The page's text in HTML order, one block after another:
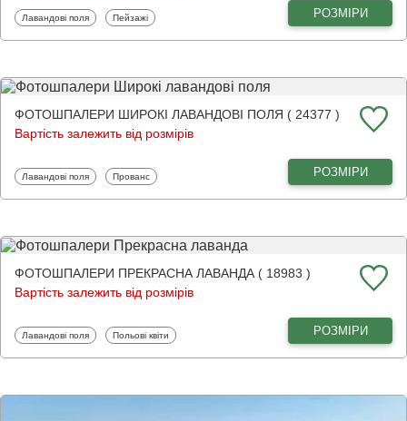
Фотошпалери
Лавандові поля Фотошпалери
Пейзажі РОЗМІРИ
ФОТОШПАЛЕРИ ШИРОКІ ЛАВАНДОВІ ПОЛЯ ( 24377 )
Вартість залежить від розмірів
Фотошпалери
Лавандові поля Фотошпалери
Прованс РОЗМІРИ
ФОТОШПАЛЕРИ ПРЕКРАСНА ЛАВАНДА ( 18983 )
Вартість залежить від розмірів
Фотошпалери
Лавандові поля Фотошпалери
Польові квіти РОЗМІРИ